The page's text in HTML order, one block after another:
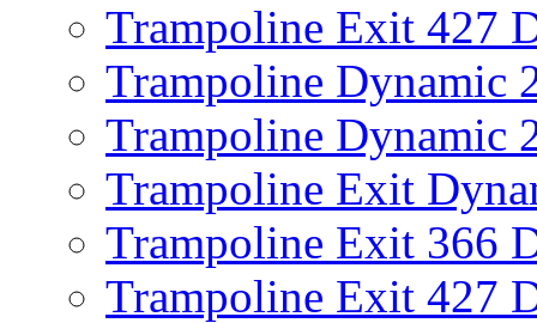
Trampoline Exit 427
Trampoline Dynamic
Trampoline Dynamic
Trampoline Exit
Trampoline Exit 366
Trampoline Exit 427